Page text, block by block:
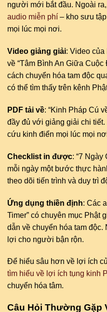
người mới bắt đầu. Ngoài
audio miễn phí – kho sưu
mọi lúc mọi nơi.
Video giảng giải: Video
về “Tâm Bình An Giữa
cách chuyển hóa tam độc
có thể tìm thấy trên kênh
PDF tải về: “Kinh Pháp Cú
đầy đủ với giảng giải chi
cứu kinh điển mọi lúc mọi
Checklist in được: “7 Ngày
mỗi ngày một bước thực
theo dõi tiến trình và duy trì
Ứng dụng thiền định: Các
Timer” có chuyên mục Phật
dẫn về chuyển hóa tam
lợi cho người bận rộn.
Để hiểu sâu hơn về lợi ích
tìm hiểu về lợi ích tụng kinh
chuyển hóa tâm.
Câu Hỏi Thường Gặp